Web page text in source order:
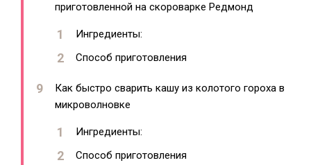
приготовленной на скороварке Редмонд
Ингредиенты:
Способ приготовления
Как быстро сварить кашу из колотого гороха в
микроволновке
Ингредиенты:
Способ приготовления